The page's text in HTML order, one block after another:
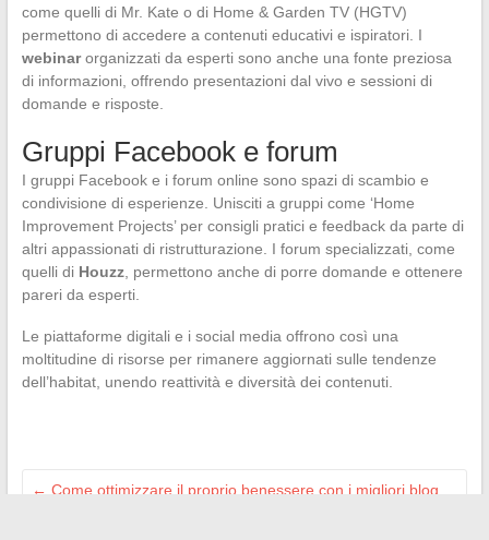
come quelli di Mr. Kate o di Home & Garden TV (HGTV)
permettono di accedere a contenuti educativi e ispiratori. I
webinarorganizzati da esperti sono anche una fonte preziosa
di informazioni, offrendo presentazioni dal vivo e sessioni di
domande e risposte.
Gruppi Facebook e forum
I gruppi Facebook e i forum online sono spazi di scambio e
condivisione di esperienze. Unisciti a gruppi come ‘Home
Improvement Projects’ per consigli pratici e feedback da parte di
altri appassionati di ristrutturazione. I forum specializzati, come
quelli di Houzz, permettono anche di porre domande e ottenere
pareri da esperti.
Le piattaforme digitali e i social media offrono così una
moltitudine di risorse per rimanere aggiornati sulle tendenze
dell’habitat, unendo reattività e diversità dei contenuti.
← Come ottimizzare il proprio benessere con i migliori blog